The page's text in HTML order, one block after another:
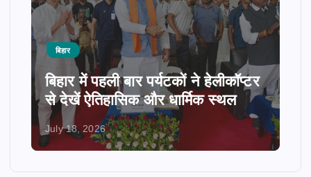
बिहार
बिहार में पहली बार पर्यटकों ने हेलीकॉप्टर
से देखें ऐतिहासिक और धार्मिक स्थल
July 18, 2026